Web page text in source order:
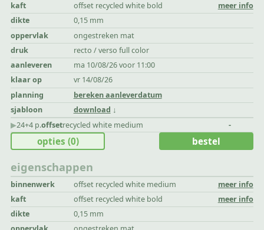
kaft
offset recycled white bold
meer info
dikte
0,15 mm
oppervlak
ongestreken mat
druk
recto / verso full color
aanleveren
ma 10/08/26 voor 11:00
klaar op
vr 14/08/26
planning
bereken aanleverdatum
sjabloon
download
▶︎24+4 p.offsetrecycled white medium -
eigenschappen
binnenwerk offset recycled white medium
meer info
kaft
offset recycled white bold
meer info
dikte
0,15 mm
opties (0) bestel